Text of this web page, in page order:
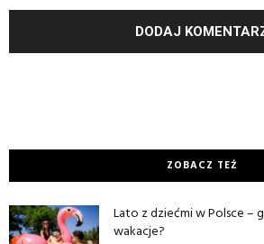
ZOBACZ TEŻ
Lato z dziećmi w Polsce –
wakacje?